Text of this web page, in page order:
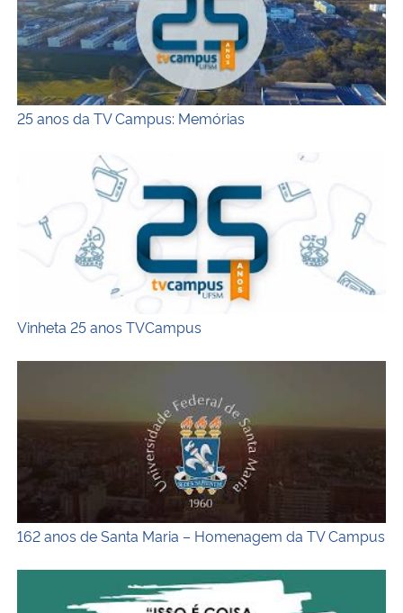
Secretaria-Geral
Secretaria de Governo
Advocacia-Geral da União
Banco Central do Brasil
25 anos da TV Campus: Memórias
Vinheta 25 anos TVCampus
Vinheta 25 anos TVCampus
162 anos de Santa Maria – Homenagem da TV Campus
5 Frases Machistas – #UFSMSemAssédio